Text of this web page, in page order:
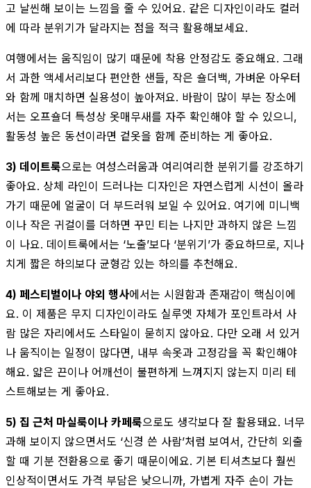
고 날씬해 보이는 느낌을 줄 수 있어요. 같은 디자인이라도 컬러
에 따라 분위기가 달라지는 점을 적극 활용해보세요.
여행에서는 움직임이 많기 때문에 착용 안정감도 중요해요. 그래
서 과한 액세서리보다 편안한 샌들, 작은 숄더백, 가벼운 아우터
와 함께 매치하면 실용성이 높아져요. 바람이 많이 부는 장소에
서는 오프숄더 특성상 옷매무새를 자주 확인해야 할 수 있으니,
활동성 높은 동선이라면 겉옷을 함께 준비하는 게 좋아요.
3) 데이트룩으로는 여성스러움과 여리여리한 분위기를 강조하기
좋아요. 상체 라인이 드러나는 디자인은 자연스럽게 시선이 올라
가기 때문에 얼굴이 더 부드러워 보일 수 있어요. 여기에 미니백
이나 작은 귀걸이를 더하면 꾸민 티는 나지만 과하지 않은 느낌
이 나요. 데이트룩에서는 ‘노출’보다 ‘분위기’가 중요하므로, 지나
치게 짧은 하의보다 균형감 있는 하의를 추천해요.
4) 페스티벌이나 야외 행사에서는 시원함과 존재감이 핵심이에
요. 이 제품은 무지 디자인이라도 실루엣 자체가 포인트라서 사
람 많은 자리에서도 스타일이 묻히지 않아요. 다만 오래 서 있거
나 움직이는 일정이 많다면, 내부 속옷과 고정감을 꼭 확인해야
해요. 얇은 끈이나 어깨선이 불편하게 느껴지지 않는지 미리 테
스트해보는 게 좋아요.
5) 집 근처 마실룩이나 카페룩으로도 생각보다 잘 활용돼요. 너무
과해 보이지 않으면서도 ‘신경 쓴 사람’처럼 보여서, 간단히 외출
할 때 기분 전환용으로 좋기 때문이에요. 기본 티셔츠보다 훨씬
인상적이면서도 가격 부담은 낮으니까, 가볍게 자주 손이 가는